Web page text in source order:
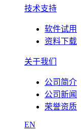
技术支持
软件试用
资料下载
关于我们
公司简介
公司新闻
荣誉资质
EN